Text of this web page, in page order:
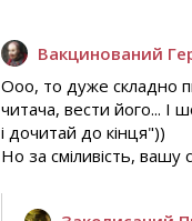
Вакцинований
Ооо, то дуже складно
читача, вести його... І
і дочитай до кінця"))
Но за сміливість, вашу